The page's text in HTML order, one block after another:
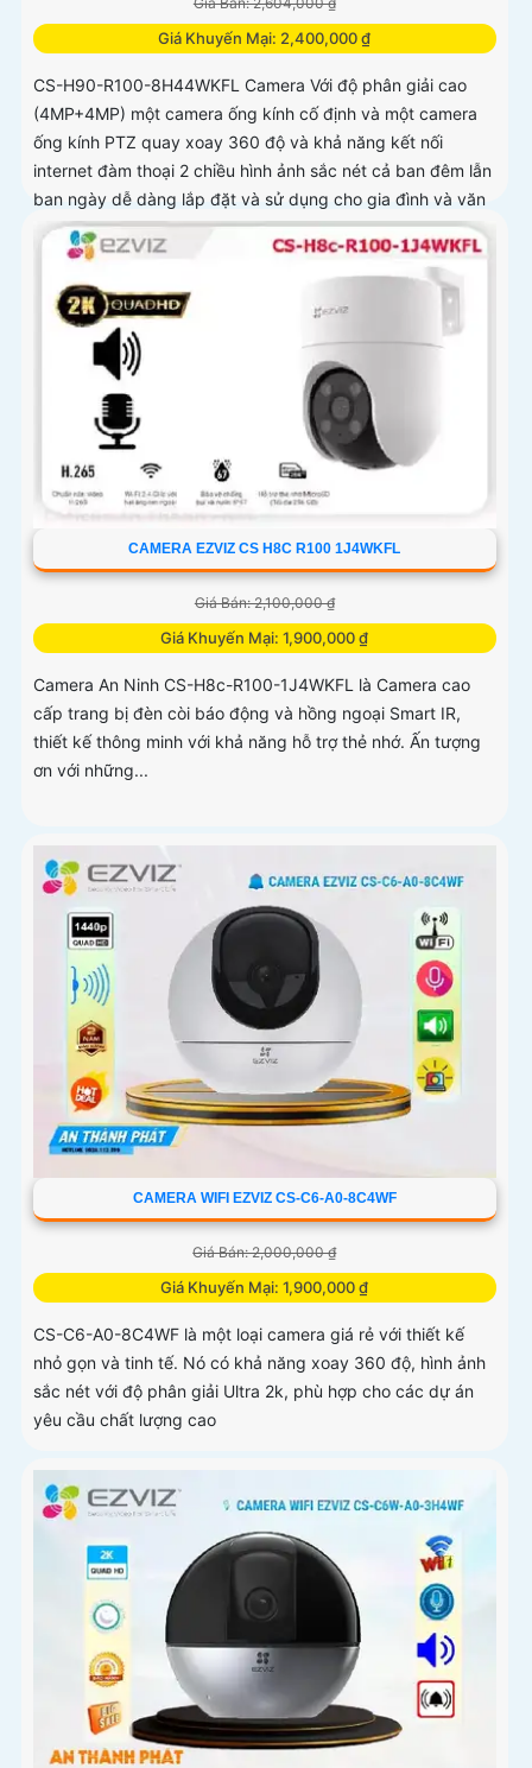
Giá Khuyến Mại: 2,400,000 ₫
CS-H90-R100-8H44WKFL Camera Với độ phân giải cao
(4MP+4MP) một camera ống kính cố định và một camera
ống kính PTZ quay xoay 360 độ và khả năng kết nối
internet đàm thoại 2 chiều hình ảnh sắc nét cả ban đêm lẫn
ban ngày dễ dàng lắp đặt và sử dụng cho gia đình và văn
phòng Camera an ninh không dây CS-H90-R100-
8H44WKFL mang đến sự an toàn và tiện lợi.
CAMERA EZVIZ CS H8C R100 1J4WKFL
Giá Bán: 2,100,000 ₫
Giá Khuyến Mại: 1,900,000 ₫
Camera An Ninh CS-H8c-R100-1J4WKFL là Camera cao
cấp trang bị đèn còi báo động và hồng ngoại Smart IR,
thiết kế thông minh với khả năng hỗ trợ thẻ nhớ. Ấn tượng
ơn với những...
CAMERA WIFI EZVIZ CS-C6-A0-8C4WF
Giá Bán: 2,000,000 ₫
Giá Khuyến Mại: 1,900,000 ₫
CS-C6-A0-8C4WF là một loại camera giá rẻ với thiết kế
nhỏ gọn và tinh tế. Nó có khả năng xoay 360 độ, hình ảnh
sắc nét với độ phân giải Ultra 2k, phù hợp cho các dự án
yêu cầu chất lượng cao